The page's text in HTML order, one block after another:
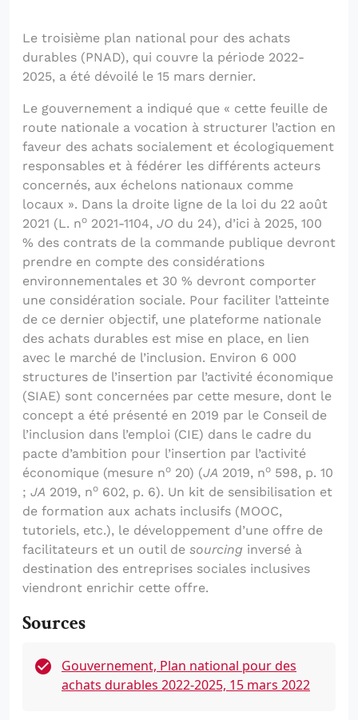
Le troisième plan national pour des achats
durables (PNAD), qui couvre la période 2022-
2025, a été dévoilé le 15 mars dernier.
Le gouvernement a indiqué que « cette feuille de
route nationale a vocation à structurer l’action en
faveur des achats socialement et écologiquement
responsables et à fédérer les différents acteurs
concernés, aux échelons nationaux comme
locaux ». Dans la droite ligne de la loi du 22 août
2021 (L. no 2021-1104, JO du 24), d’ici à 2025, 100
% des contrats de la commande publique devront
prendre en compte des considérations
environnementales et 30 % devront comporter
une considération sociale. Pour faciliter l’atteinte
de ce dernier objectif, une plateforme nationale
des achats durables est mise en place, en lien
avec le marché de l’inclusion. Environ 6 000
structures de l’insertion par l’activité économique
(SIAE) sont concernées par cette mesure, dont le
concept a été présenté en 2019 par le Conseil de
l’inclusion dans l’emploi (CIE) dans le cadre du
pacte d’ambition pour l’insertion par l’activité
économique (mesure no 20) (JA 2019, no 598, p. 10
; JA 2019, no 602, p. 6). Un kit de sensibilisation et
de formation aux achats inclusifs (MOOC,
tutoriels, etc.), le développement d’une offre de
facilitateurs et un outil de sourcing inversé à
destination des entreprises sociales inclusives
viendront enrichir cette offre.
Sources
Gouvernement, Plan national pour des
achats durables 2022-2025, 15 mars 2022